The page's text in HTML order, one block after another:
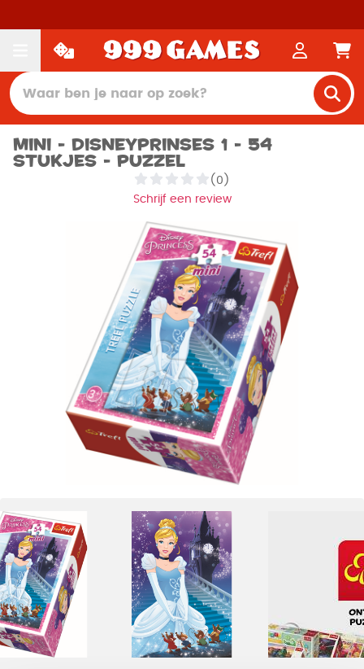
Mini - Disneyprinses 1 - 54
stukjes - Puzzel
(0)
Schrijf een review